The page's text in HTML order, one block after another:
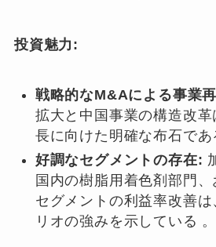
投資魅力:
戦略的なM&Aによる事業
拡大と中国事業の構造改
長に向けた明確な布石であ
好調なセグメントの存在:
国内の樹脂用着色剤部門
セグメントの利益率改善
リオの強みを示している 。